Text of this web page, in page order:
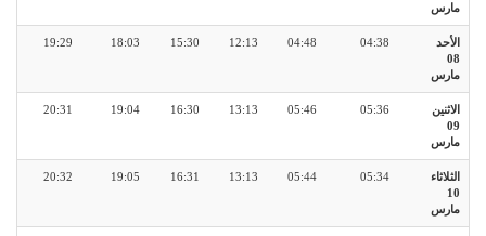
مارس
الأحد
08
مارس
04:38
04:48
12:13
15:30
18:03
19:29
الاثنين
09
مارس
05:36
05:46
13:13
16:30
19:04
20:31
الثلاثاء
10
مارس
05:34
05:44
13:13
16:31
19:05
20:32